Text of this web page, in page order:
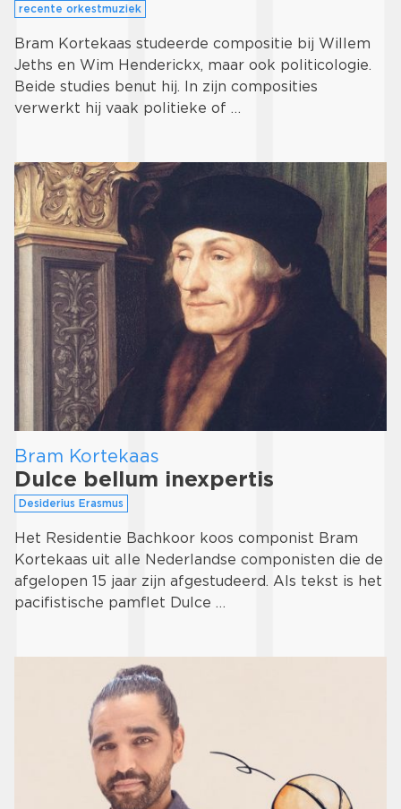
recente orkestmuziek
Bram Kortekaas studeerde compositie bij Willem
Jeths en Wim Henderickx, maar ook politicologie.
Beide studies benut hij. In zijn composities
verwerkt hij vaak politieke of …
Bram Kortekaas
Dulce bellum inexpertis
Desiderius Erasmus
Het Residentie Bachkoor koos componist Bram
Kortekaas uit alle Nederlandse componisten die de
afgelopen 15 jaar zijn afgestudeerd. Als tekst is het
pacifistische pamflet Dulce …